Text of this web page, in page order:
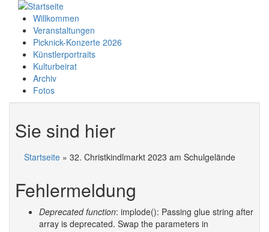
Willkommen
Veranstaltungen
Picknick-Konzerte 2026
Künstlerportraits
Kulturbeirat
Archiv
Fotos
Sie sind hier
Startseite » 32. Christkindlmarkt 2023 am Schulgelände
Fehlermeldung
Deprecated function: implode(): Passing glue string after
array is deprecated. Swap the parameters in